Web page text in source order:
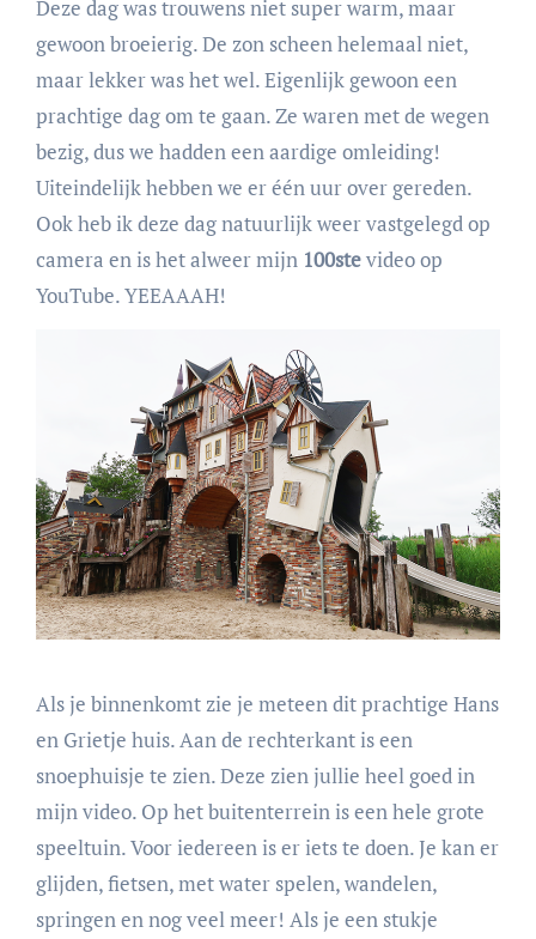
Deze dag was trouwens niet super warm, maar
gewoon broeierig. De zon scheen helemaal niet,
maar lekker was het wel. Eigenlijk gewoon een
prachtige dag om te gaan. Ze waren met de wegen
bezig, dus we hadden een aardige omleiding!
Uiteindelijk hebben we er één uur over gereden.
Ook heb ik deze dag natuurlijk weer vastgelegd op
camera en is het alweer mijn 100stevideo op
YouTube. YEEAAAH!
Als je binnenkomt zie je meteen dit prachtige Hans
en Grietje huis. Aan de rechterkant is een
snoephuisje te zien. Deze zien jullie heel goed in
mijn video. Op het buitenterrein is een hele grote
speeltuin. Voor iedereen is er iets te doen. Je kan er
glijden, fietsen, met water spelen, wandelen,
springen en nog veel meer! Als je een stukje